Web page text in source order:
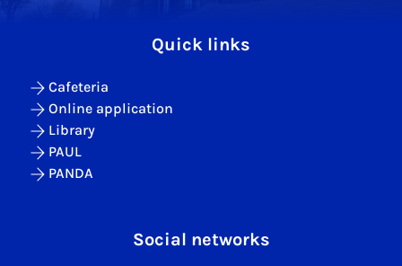
Quick links
Cafeteria
Online application
Library
PAUL
PANDA
Social networks